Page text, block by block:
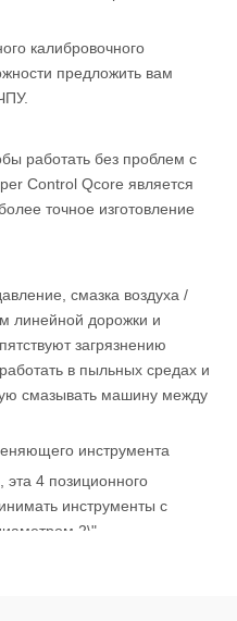
калибровочного
предложить вам
работать без проблем с
Control Qcore является
точное изготовление
смазка воздуха /
линейной дорожки и
загрязнению
в пыльных средах и
смазывать машину между
инструмента
эта 4 позиционного
инструменты с
2\".